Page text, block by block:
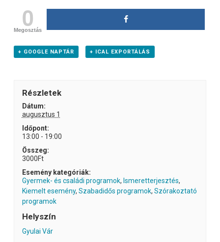
0
Megosztás
+ GOOGLE NAPTÁR + ICAL EXPORTÁLÁS
Részletek
Dátum:
augusztus 1
Időpont:
13:00 - 19:00
Összeg:
3000Ft
Esemény kategóriák:
Gyermek- és családi programok, Ismeretterjesztés,
Kiemelt esemény, Szabadidős programok, Szórakoztató
programok
Helyszín
Gyulai Vár